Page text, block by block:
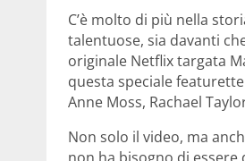
C’è molto di più nella
talentuose, sia davanti
originale Netflix targata
questa speciale
Anne Moss, Rachael
Non solo il video, ma
non ha bisogno di